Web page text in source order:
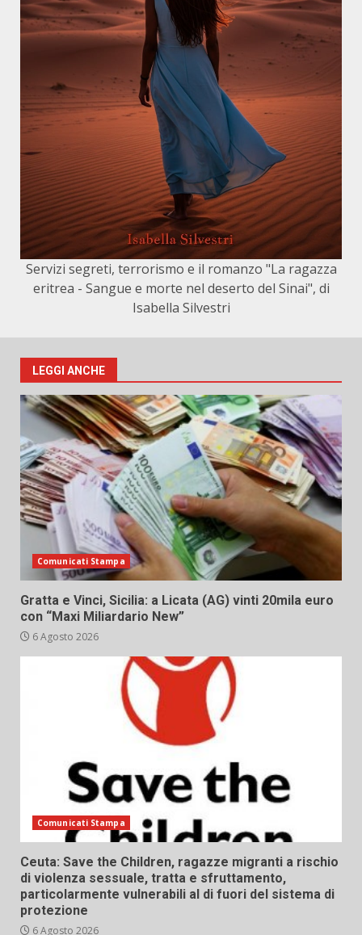
Servizi segreti, terrorismo e il romanzo "La ragazza
eritrea - Sangue e morte nel deserto del Sinai", di
Isabella Silvestri
LEGGI ANCHE
Comunicati Stampa
Gratta e Vinci, Sicilia: a Licata (AG) vinti 20mila euro
con “Maxi Miliardario New”
6 Agosto 2026
Comunicati Stampa
Ceuta: Save the Children, ragazze migranti a rischio
di violenza sessuale, tratta e sfruttamento,
particolarmente vulnerabili al di fuori del sistema di
protezione
6 Agosto 2026